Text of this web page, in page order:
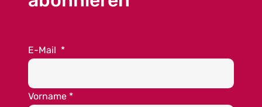
E-Mail *
Vorname *